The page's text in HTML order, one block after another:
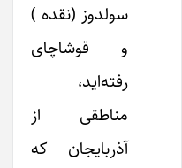
سولدوز (نقده )
و قوشاچای
رفته‌اید،
مناطقی از
آذربایجان که